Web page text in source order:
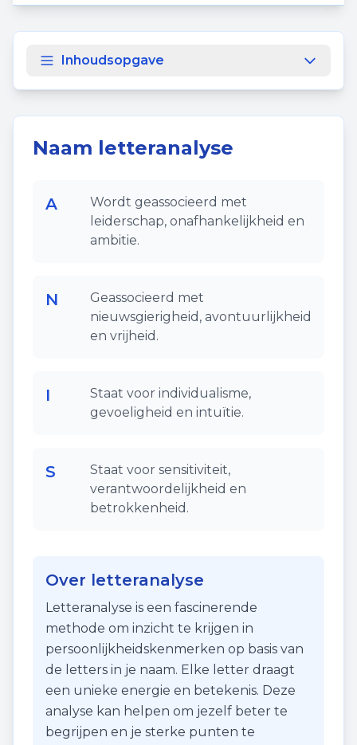
Inhoudsopgave
Naam letteranalyse
A
Wordt geassocieerd met
leiderschap, onafhankelijkheid en
ambitie.
N
Geassocieerd met
nieuwsgierigheid, avontuurlijkheid
en vrijheid.
I
Staat voor individualisme,
gevoeligheid en intuïtie.
S
Staat voor sensitiviteit,
verantwoordelijkheid en
betrokkenheid.
Over letteranalyse
Letteranalyse is een fascinerende
methode om inzicht te krijgen in
persoonlijkheidskenmerken op basis van
de letters in je naam. Elke letter draagt
een unieke energie en betekenis. Deze
analyse kan helpen om jezelf beter te
begrijpen en je sterke punten te